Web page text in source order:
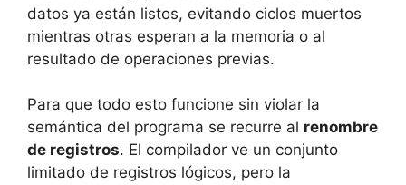
datos ya están listos, evitando ciclos muertos
mientras otras esperan a la memoria o al
resultado de operaciones previas.
Para que todo esto funcione sin violar la
semántica del programa se recurre al renombre
de registros. El compilador ve un conjunto
limitado de registros lógicos, pero la